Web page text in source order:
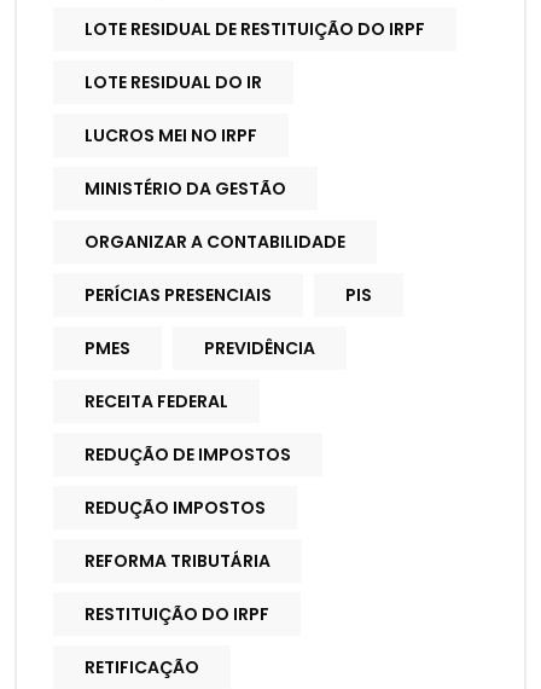
LOTE RESIDUAL DE RESTITUIÇÃO DO IRPF
LOTE RESIDUAL DO IR
LUCROS MEI NO IRPF
MINISTÉRIO DA GESTÃO
ORGANIZAR A CONTABILIDADE
PERÍCIAS PRESENCIAIS PIS
PMES PREVIDÊNCIA
RECEITA FEDERAL
REDUÇÃO DE IMPOSTOS
REDUÇÃO IMPOSTOS
REFORMA TRIBUTÁRIA
RESTITUIÇÃO DO IRPF
RETIFICAÇÃO